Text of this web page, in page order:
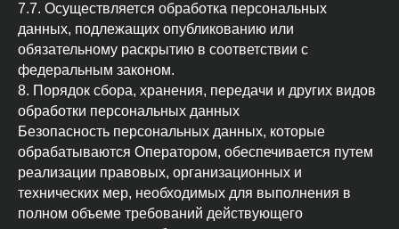
7.7. Осуществляется обработка персональных
данных, подлежащих опубликованию или
обязательному раскрытию в соответствии с
федеральным законом.
8. Порядок сбора, хранения, передачи и других видов
обработки персональных данных
Безопасность персональных данных, которые
обрабатываются Оператором, обеспечивается путем
реализации правовых, организационных и
технических мер, необходимых для выполнения в
полном объеме требований действующего